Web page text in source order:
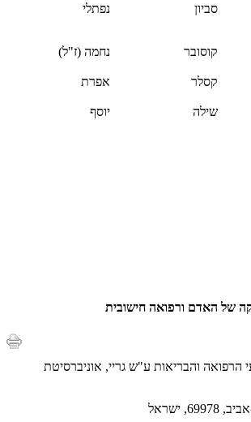
סביון נפתלי
קוסובר נחמה (ז"ל)
קסלר אפרת
שילה יוסף
של האדם ורפואה חישובית
הרפואה והבריאות ע"ש גריי, אוניברסיטת
ישראל